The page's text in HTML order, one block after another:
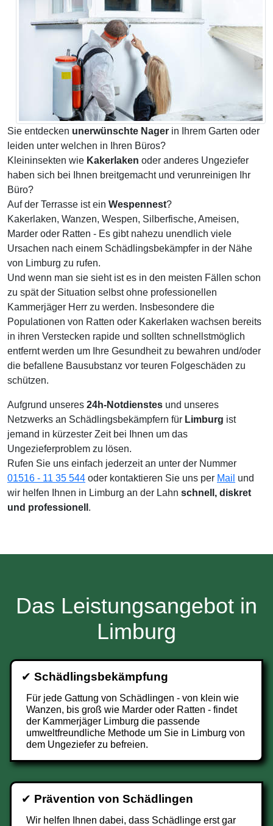
Sie entdecken unerwünschte Nager in Ihrem Garten oder
leiden unter welchen in Ihren Büros?
Kleininsekten wie Kakerlaken oder anderes Ungeziefer
haben sich bei Ihnen breitgemacht und verunreinigen Ihr
Büro?
Auf der Terrasse ist ein Wespennest?
Kakerlaken, Wanzen, Wespen, Silberfische, Ameisen,
Marder oder Ratten - Es gibt nahezu unendlich viele
Ursachen nach einem Schädlingsbekämpfer in der Nähe
von Limburg zu rufen.
Und wenn man sie sieht ist es in den meisten Fällen schon
zu spät der Situation selbst ohne professionellen
Kammerjäger Herr zu werden. Insbesondere die
Populationen von Ratten oder Kakerlaken wachsen bereits
in ihren Verstecken rapide und sollten schnellstmöglich
entfernt werden um Ihre Gesundheit zu bewahren und/oder
die befallene Bausubstanz vor teuren Folgeschäden zu
schützen.
Aufgrund unseres 24h-Notdienstes und unseres
Netzwerks an Schädlingsbekämpfern für Limburg ist
jemand in kürzester Zeit bei Ihnen um das
Ungezieferproblem zu lösen.
Rufen Sie uns einfach jederzeit an unter der Nummer
01516 - 11 35 544 oder kontaktieren Sie uns per Mail und
wir helfen Ihnen in Limburg an der Lahn schnell, diskret
und professionell .
Das Leistungsangebot in
Limburg
✔ Schädlingsbekämpfung
Für jede Gattung von Schädlingen - von klein wie
Wanzen, bis groß wie Marder oder Ratten - findet
der Kammerjäger Limburg die passende
umweltfreundliche Methode um Sie in Limburg von
dem Ungeziefer zu befreien.
✔ Prävention von Schädlingen
Wir helfen Ihnen dabei, dass Schädlinge erst gar